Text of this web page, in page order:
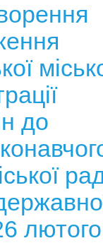
до
лютого